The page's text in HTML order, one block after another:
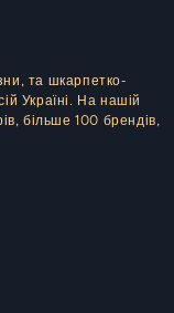
та шкарпетко-
Україні. На нашій
більше 100 брендів,